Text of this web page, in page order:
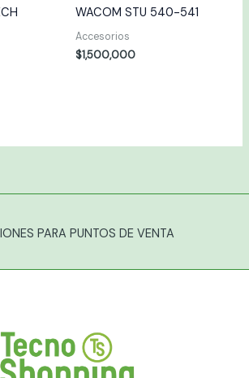
WACOM STU 540-541
Accesorios
$1,500,000
PARA PUNTOS DE VENTA